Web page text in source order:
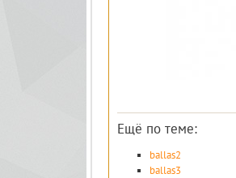
Ещё по теме:
ballas2
ballas3